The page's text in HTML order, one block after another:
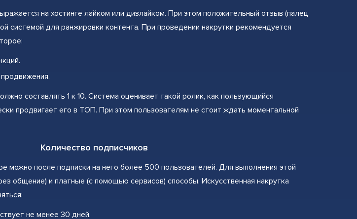
на хостинге лайком или дизлайком. При этом положительный отзыв (палец
системой для ранжировки контента. При проведении накрутки рекомендуется
составлять 1 к 10. Система оценивает такой ролик, как пользующийся
продвигает его в ТОП. При этом пользователям не стоит ждать моментальной
Количество подписчиков
можно после подписки на него более 500 пользователей. Для выполнения этой
общение) и платные (с помощью сервисов) способы. Искусственная накрутка
не менее 30 дней.